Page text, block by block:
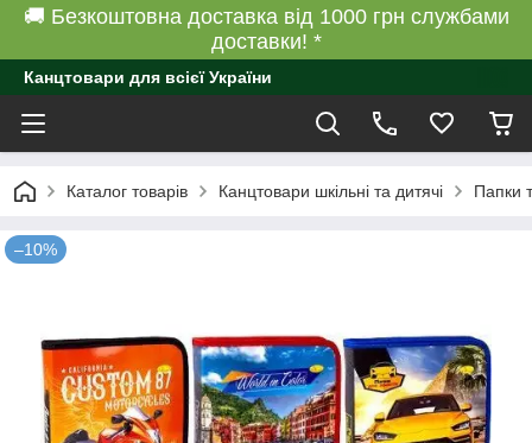
🚚 Безкоштовна доставка від 1000 грн службами
доставки! *
Канцтовари для всієї України
Каталог товарів Канцтовари шкільні та дитячі Папки
–10%